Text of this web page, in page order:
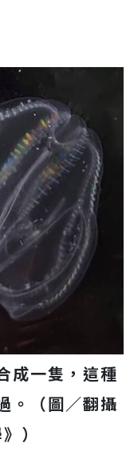
成一隻，這種
。（圖／翻攝
）